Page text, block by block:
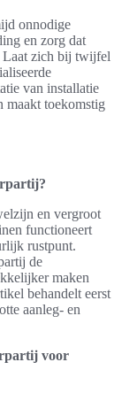
onnodige
en zorg dat
Laat zich bij twijfel
van installatie
maakt toekomstig
en vergroot
functioneert
rustpunt.
de
maken
behandelt eerst
aanleg- en
voor